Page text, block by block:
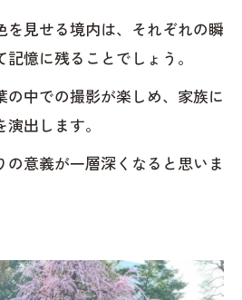
を見せる境内は、それぞれの瞬
憶に残ることでしょう。
中での撮影が楽しめ、家族に
出します。
の意義が一層深くなると思いま